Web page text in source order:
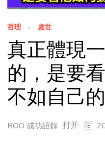
哲理 處世
真正體現
的，是要
不如自己
BOO 成功語錄 打开